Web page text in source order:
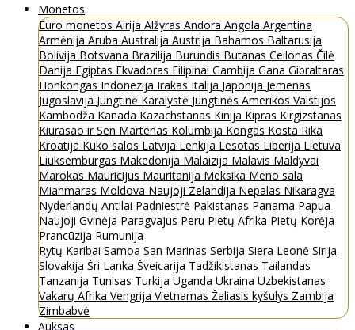
Monetos
Euro monetos Airija Alžyras Andora Angola Argentina
Armėnija Aruba Australija Austrija Bahamos Baltarusija
Bolivija Botsvana Brazilija Burundis Butanas Ceilonas Čilė
Danija Egiptas Ekvadoras Filipinai Gambija Gana Gibraltaras
Honkongas Indonezija Irakas Italija Japonija Jemenas
Jugoslavija Jungtinė Karalystė Jungtinės Amerikos Valstijos
Kambodža Kanada Kazachstanas Kinija Kipras Kirgizstanas
Kiurasao ir Sen Martenas Kolumbija Kongas Kosta Rika
Kroatija Kuko salos Latvija Lenkija Lesotas Liberija Lietuva
Liuksemburgas Makedonija Malaizija Malavis Maldyvai
Marokas Mauricijus Mauritanija Meksika Meno sala
Mianmaras Moldova Naujoji Zelandija Nepalas Nikaragva
Nyderlandų Antilai Padniestrė Pakistanas Panama Papua
Naujoji Gvinėja Paragvajus Peru Pietų Afrika Pietų Korėja
Prancūzija Rumunija
Rytų Karibai Samoa San Marinas Serbija Siera Leonė Sirija
Slovakija Šri Lanka Šveicarija Tadžikistanas Tailandas
Tanzanija Tunisas Turkija Uganda Ukraina Uzbekistanas
Vakarų Afrika Vengrija Vietnamas Žaliasis kyšulys Zambija
Zimbabvė
Auksas